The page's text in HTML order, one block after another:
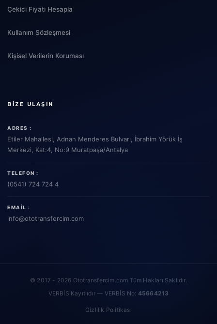
Çekici Fiyatı Hesapla
Kullanım Sözleşmesi
Kişisel Verilerin Koruması
BIZE ULAŞIN
ADRES :
Etiler Mahallesi, Adnan Menderes Bulvarı, İbrahim Yörük İş
Merkezi, Kat:4, No:9 Muratpaşa/Antalya
TELEFON :
(0541) 724 724 4
EMAIL :
info@ototransfercim.com
© 2017 - 2026 Ototransfercim.com Tüm Hakları Saklıdır.
VERBİS Kayıtlıdır — VERBİS No: 45664213
Gizlilik Politikası